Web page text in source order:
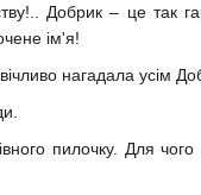
Добрик – це так
ім'я!
нагадала усім
пилочку. Для